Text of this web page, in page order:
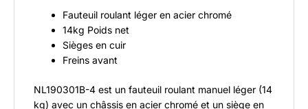
Fauteuil roulant léger en acier chromé
14kg Poids net
Sièges en cuir
Freins avant
NL190301B-4 est un fauteuil roulant manuel léger (14
kg) avec un châssis en acier chromé et un siège en